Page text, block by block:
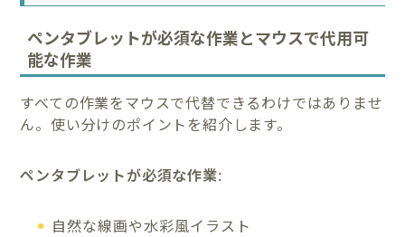
ペンタブレットが必須な作業とマウスで代用可
能な作業
すべての作業をマウスで代替できるわけではありませ
ん。使い分けのポイントを紹介します。
ペンタブレットが必須な作業:
自然な線画や水彩風イラスト